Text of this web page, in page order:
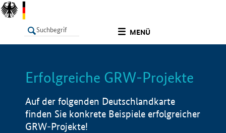
MENÜ
LISTE Info
Erfolgreiche GRW-Projekte
Auf der folgenden Deutschlandkarte
finden Sie konkrete Beispiele erfolgreicher
GRW-Projekte!